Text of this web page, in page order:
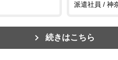
派遣社員 / 神
続きはこちら